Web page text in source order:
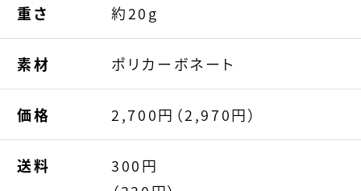
重さ 約20g
素材 ポリカーボネート
価格 2,700円（2,970円）
送料
300円